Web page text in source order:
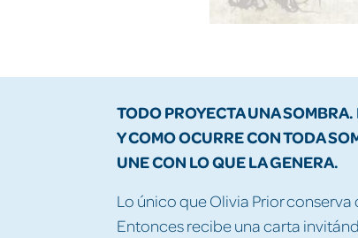
TODO PROYECTA UNA
Y COMO OCURRE CON TODA
UNE CON LO QUE LA GENERA.
Lo único que Olivia Prior
Entonces recibe una carta